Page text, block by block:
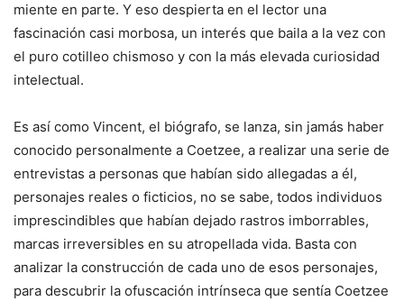
miente en parte. Y eso despierta en el lector una
fascinación casi morbosa, un interés que baila a la vez con
el puro cotilleo chismoso y con la más elevada curiosidad
intelectual.
Es así como Vincent, el biógrafo, se lanza, sin jamás haber
conocido personalmente a Coetzee, a realizar una serie de
entrevistas a personas que habían sido allegadas a él,
personajes reales o ficticios, no se sabe, todos individuos
imprescindibles que habían dejado rastros imborrables,
marcas irreversibles en su atropellada vida. Basta con
analizar la construcción de cada uno de esos personajes,
para descubrir la ofuscación intrínseca que sentía Coetzee